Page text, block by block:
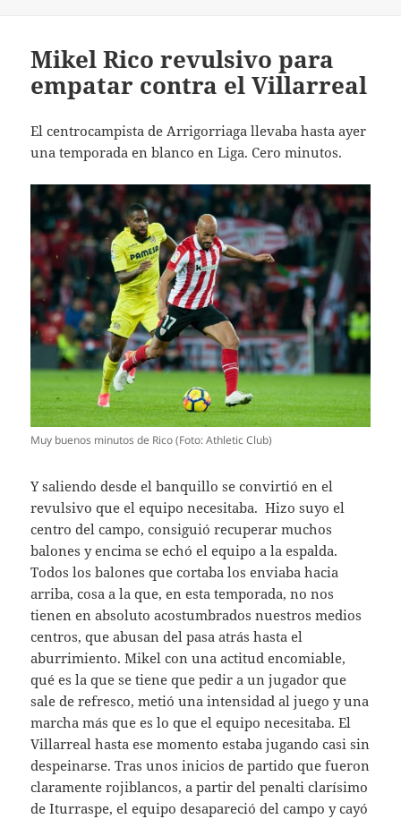
Mikel Rico revulsivo para
empatar contra el Villarreal
El centrocampista de Arrigorriaga llevaba hasta ayer
una temporada en blanco en Liga. Cero minutos.
Muy buenos minutos de Rico (Foto: Athletic Club)
Y saliendo desde el banquillo se convirtió en el
revulsivo que el equipo necesitaba. Hizo suyo el
centro del campo, consiguió recuperar muchos
balones y encima se echó el equipo a la espalda.
Todos los balones que cortaba los enviaba hacia
arriba, cosa a la que, en esta temporada, no nos
tienen en absoluto acostumbrados nuestros medios
centros, que abusan del pasa atrás hasta el
aburrimiento. Mikel con una actitud encomiable,
qué es la que se tiene que pedir a un jugador que
sale de refresco, metió una intensidad al juego y una
marcha más que es lo que el equipo necesitaba. El
Villarreal hasta ese momento estaba jugando casi sin
despeinarse. Tras unos inicios de partido que fueron
claramente rojiblancos, a partir del penalti clarísimo
de Iturraspe, el equipo desapareció del campo y cayó